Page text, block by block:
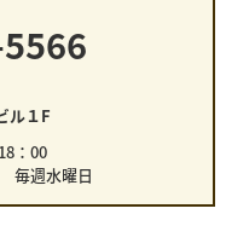
ル１F
：00
毎週水曜日